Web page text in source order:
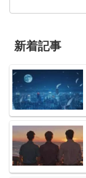
新着記事